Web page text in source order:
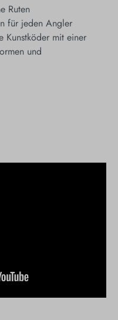
Ruten
für jeden Angler
Kunstköder mit einer
und